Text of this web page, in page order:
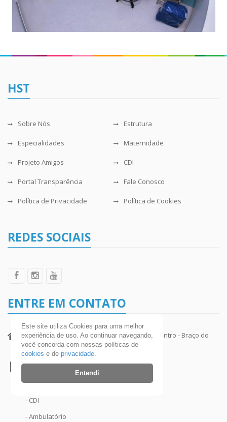
HST
Sobre Nós Estrutura
Especialidades Maternidade
Projeto Amigos CDI
Portal Transparência Fale Conosco
Política de Privacidade Política de Cookies
REDES SOCIAIS
ENTRE EM CONTATO
Rua Jacob Batista Uliano, 1370, 88750-000 - Centro - Braço do
Norte - SC
- Geral
- CDI
- Ambulatório
Este site utiliza Cookies para uma melhor
experiência de uso. Ao continuar navegando,
você concorda com nossas políticas de
cookies e deprivacidade
Entendi